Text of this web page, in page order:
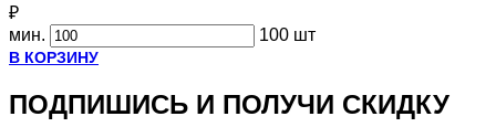
₽
мин.
100 шт
В КОРЗИНУ
ПОДПИШИСЬ И ПОЛУЧИ СКИДКУ